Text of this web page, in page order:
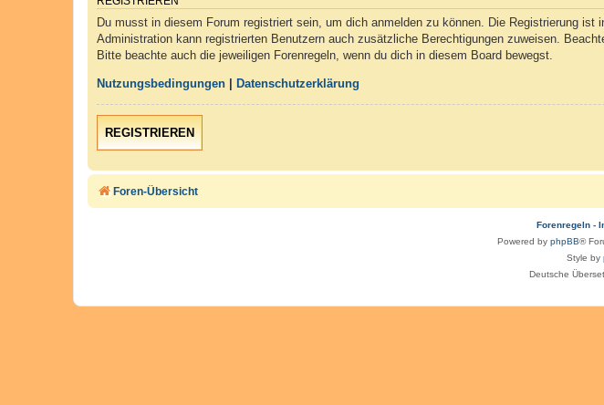
Du musst in diesem Forum registriert sein, um dich anmelden zu können. Die Registrierung
Administration kann registrierten Benutzern auch zusätzliche Berechtigungen zuweisen.
Bitte beachte auch die jeweiligen Forenregeln, wenn du dich in diesem Board bewegst.
Nutzungsbedingungen Datenschutzerklärung
REGISTRIEREN
Foren-Übersicht
Forenregeln -
Powered by phpBB®
Style by
Deutsche